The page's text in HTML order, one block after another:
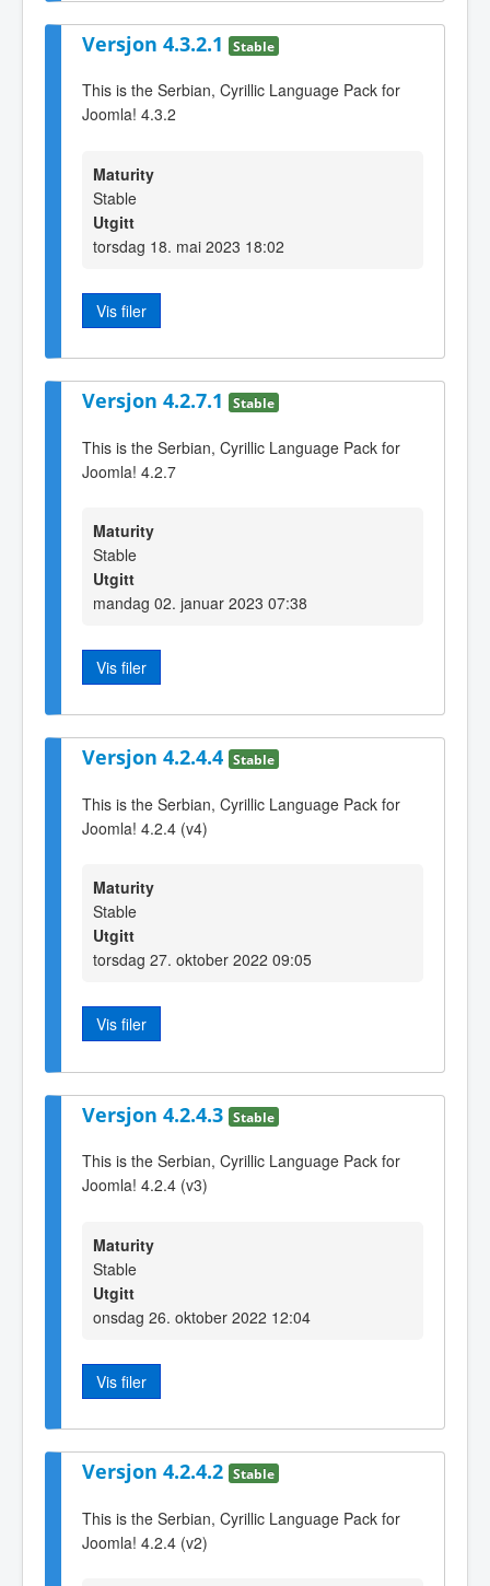
Versjon 4.3.2.1 Stable
This is the Serbian, Cyrillic Language Pack for
Joomla! 4.3.2
Maturity
Stable
Utgitt
torsdag 18. mai 2023 18:02
Vis filer
Versjon 4.2.7.1 Stable
This is the Serbian, Cyrillic Language Pack for
Joomla! 4.2.7
Maturity
Stable
Utgitt
mandag 02. januar 2023 07:38
Vis filer
Versjon 4.2.4.4 Stable
This is the Serbian, Cyrillic Language Pack for
Joomla! 4.2.4 (v4)
Maturity
Stable
Utgitt
torsdag 27. oktober 2022 09:05
Vis filer
Versjon 4.2.4.3 Stable
This is the Serbian, Cyrillic Language Pack for
Joomla! 4.2.4 (v3)
Maturity
Stable
Utgitt
onsdag 26. oktober 2022 12:04
Vis filer
Versjon 4.2.4.2 Stable
This is the Serbian, Cyrillic Language Pack for
Joomla! 4.2.4 (v2)